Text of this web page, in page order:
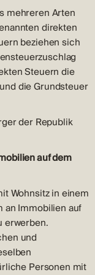
mehreren Arten
direkten
beziehen sich
Steuern die
die Grundsteuer
der Republik
auf dem
Wohnsitz in einem
an Immobilien auf
erwerben.
und
Personen mit